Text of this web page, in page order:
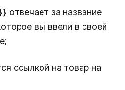
отвечает за название
вы ввели в своей
ссылкой на товар на